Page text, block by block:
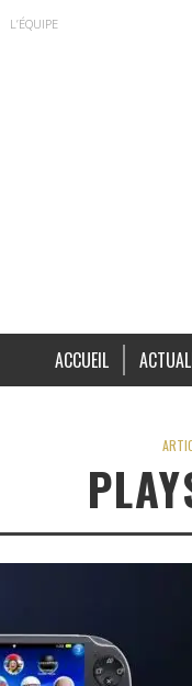
L’ÉQUIPE
ACCUEIL